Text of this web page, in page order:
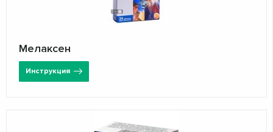
Мелаксен
Инструкция